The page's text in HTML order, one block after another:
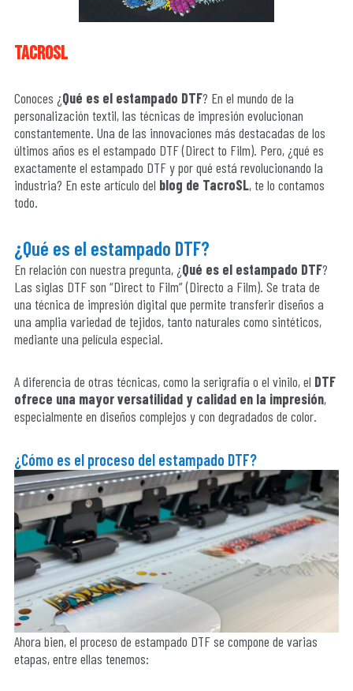
tacrosl
Conoces ¿Qué es el estampado DTF? En el mundo de la
personalización textil, las técnicas de impresión evolucionan
constantemente. Una de las innovaciones más destacadas de los
últimos años es el estampado DTF (Direct to Film). Pero, ¿qué es
exactamente el estampado DTF y por qué está revolucionando la
industria? En este artículo del blog de TacroSL, te lo contamos
todo.
¿Qué es el estampado DTF?
En relación con nuestra pregunta, ¿Qué es el estampado DTF?
Las siglas DTF son “Direct to Film” (Directo a Film). Se trata de
una técnica de impresión digital que permite transferir diseños a
una amplia variedad de tejidos, tanto naturales como sintéticos,
mediante una película especial.
A diferencia de otras técnicas, como la serigrafía o el vinilo, el DTF
ofrece una mayor versatilidad y calidad en la impresión,
especialmente en diseños complejos y con degradados de color.
¿Cómo es el proceso del estampado DTF?
Ahora bien, el proceso de estampado DTF se compone de varias
etapas, entre ellas tenemos: